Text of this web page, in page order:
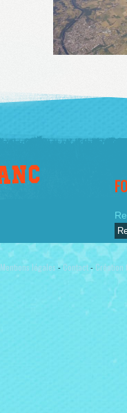
Mentions légales -Contact- Création